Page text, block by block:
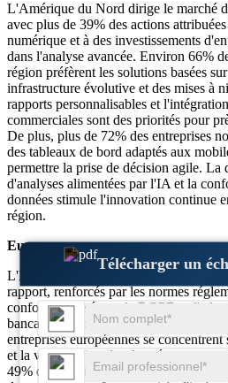
Télécharger un
L'Amérique du Nord dirige le marché
avec plus de 39% des actions
numérique et à des investissements
dans l'analyse avancée. Environ 66%
région préfèrent les solutions basées
infrastructure évolutive et des mises à
rapports personnalisables et
commerciales sont des priorités pour
De plus, plus de 72% des entreprises
des tableaux de bord adaptés aux
permettre la prise de décision agile. La
d'analyses alimentées par l'IA et la
données stimule l'innovation continue
région.
Europe
L'Europe représente près de 29% du
rapport, renforcés par les normes
conformité basés sur le RGPD et
bancaire, de soins de santé et de
entreprises européennes se
et la visualisation des données
49% déploient des solutions sur site